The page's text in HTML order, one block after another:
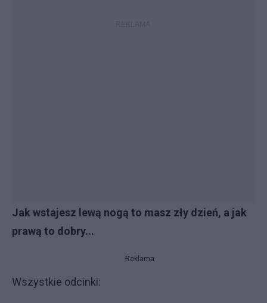
Jak wstajesz lewą nogą to masz zły dzień, a jak
prawą to dobry...
Reklama
Wszystkie odcinki: